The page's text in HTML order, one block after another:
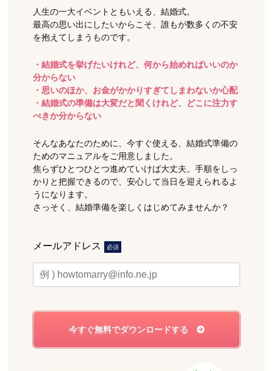
人生の一大イベントともいえる、結婚式。
最高の思い出にしたいからこそ、誰もが数多くの不安
を抱えてしまうものです。
・結婚式を挙げたいけれど、何から始めればいいのか
分からない
・思いのほか、お金がかかりすぎてしまわないか心配
・結婚式の準備は大変だと聞くけれど、どこに注力す
べきか分からない
そんなあなたのために、今すぐ使える、結婚式準備の
ためのマニュアルをご用意しました。
焦らずひとつひとつ進めていけば大丈夫。手順をしっ
かりと把握できるので、安心して当日を迎えられるよ
うになります。
さっそく、結婚準備を楽しくはじめてみませんか？
メールアドレス 必須